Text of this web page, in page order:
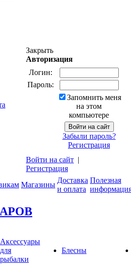
Закрыть
Авторизация
Логин:
Пароль:
Запомнить меня
на этом
компьютере
Забыли пароль?
Регистрация
Войти на сайт |
Регистрация
Магазины
Доставка
и оплата
Полезная
Аксессуары
для
рыбалки
Блесны